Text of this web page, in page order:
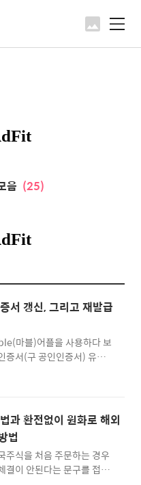
메
음 (25)
서 갱신, 그리고 재발급
마블)어플을 사용하다 보
서(구 공인인증서) 유효기
거나 지났다는 알림을 받으
어야 합니다. KB증권 공인
나 발급하는 방법은 인터넷
방법과 모바일 증권앱인
이 있는데 간단하게 스마트
, 재발급하는 방법에 대하여
과 환전없이 원화로 해외
법
주식을 처음 주문하는 경우
결이 안된다는 문구를 접하